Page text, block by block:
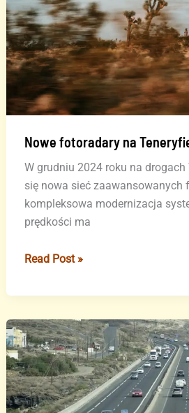
Nowe fotoradary na
W grudniu 2024 roku na drogach
się nowa sieć zaawansowanych
kompleksowa modernizacja
prędkości ma
Nowe
na
Read Post »